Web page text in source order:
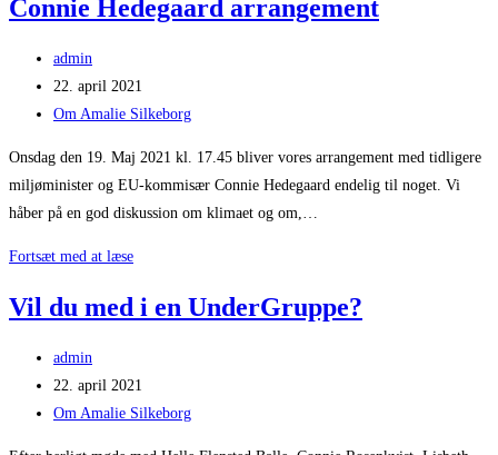
Connie Hedegaard arrangement
Post
author:
admin
Post
published:
22. april 2021
Post
Om Amalie Silkeborg
Onsdag den 19. Maj 2021 kl. 17.45 bliver vores arrangement med tidligere
miljøminister og EU-kommisær Connie Hedegaard endelig til noget. Vi
håber på en god diskussion om klimaet og om,…
Fortsæt med at læseConnie
arrangement
Vil du med i en UnderGruppe?
Post
author:
admin
Post
published:
22. april 2021
Post
Om Amalie Silkeborg